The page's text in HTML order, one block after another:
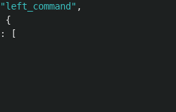
"left_command" ,
{
:
[